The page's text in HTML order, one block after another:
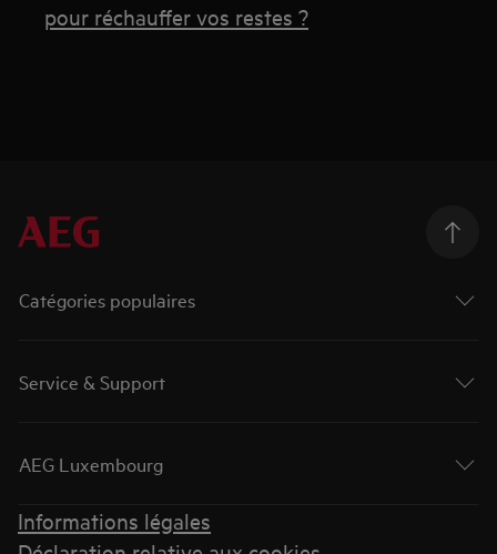
pour réchauffer vos restes ?
Catégories populaires
Service & Support
AEG Luxembourg
Informations légales